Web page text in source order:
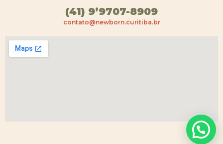
(41) 9’9707-8909
contato@newborn.curitiba.br